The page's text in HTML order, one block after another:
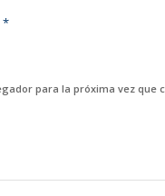
*
para la próxima vez que